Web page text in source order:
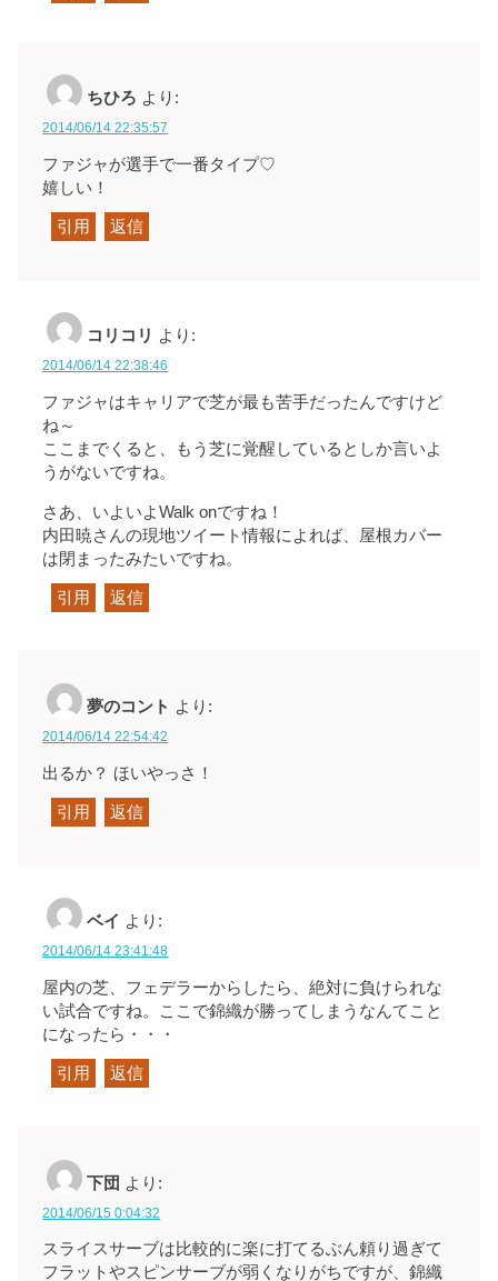
ちひろ より:
2014/06/14 22:35:57
ファジャが選手で一番タイプ♡
嬉しい！
引用 返信
コリコリ より:
2014/06/14 22:38:46
ファジャはキャリアで芝が最も苦手だったんですけど
ね～
ここまでくると、もう芝に覚醒しているとしか言いよ
うがないですね。
さあ、いよいよWalk onですね！
内田暁さんの現地ツイート情報によれば、屋根カバー
は閉まったみたいですね。
引用 返信
夢のコント より:
2014/06/14 22:54:42
出るか？ ほいやっさ！
引用 返信
ベイ より:
2014/06/14 23:41:48
屋内の芝、フェデラーからしたら、絶対に負けられな
い試合ですね。ここで錦織が勝ってしまうなんてこと
になったら・・・
引用 返信
下団 より:
2014/06/15 0:04:32
スライスサーブは比較的に楽に打てるぶん頼り過ぎて
フラットやスピンサーブが弱くなりがちですが、錦織